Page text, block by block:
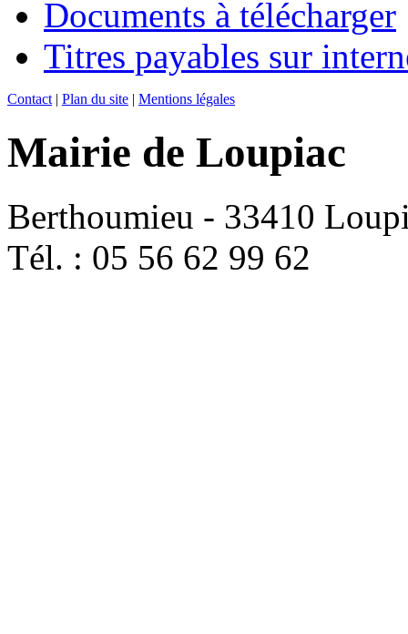
Documents à télécharger
Titres payables sur
Contact | Plan du site | Mentions légales
Mairie de Loupiac
Berthoumieu - 33410
Tél. : 05 56 62 99 62